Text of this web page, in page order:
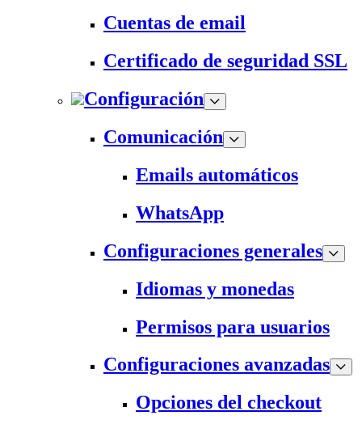
Cuentas de email
Certificado de seguridad SSL
Configuración
Comunicación
Emails automáticos
WhatsApp
Configuraciones generales
Idiomas y monedas
Permisos para usuarios
Configuraciones avanzadas
Opciones del checkout